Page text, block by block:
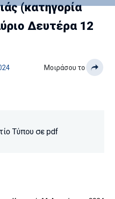
(κατηγορία
Δευτέρα 12
Μοιράσου το
Τύπου σε pdf